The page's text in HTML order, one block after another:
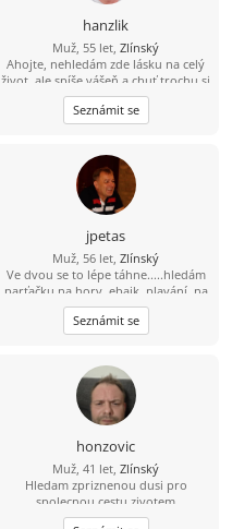
hanzlik
Muž, 55 let, Zlínský
Ahojte, nehledám zde lásku na celý
život, ale spíše vášeň a chuť trochu si
ještě užít sexu. Nabízím diskrétnost,
serióznost, mobilitu a hlavně velkou
chuť. Pokud jsi na tom podobně,
Seznámit se
jpetas
Muž, 56 let, Zlínský
Ve dvou se to lépe táhne.....hledám
parťačku na hory, ebajk, plavání, na
fajn zážitky i běžné dny. Holku s
kterým mi bude fajn. Pokud tě můj
profil zaujal... šest nula osm šest
Seznámit se
honzovic
Muž, 41 let, Zlínský
Hledam zpriznenou dusi pro
spolecnou cestu zivotem